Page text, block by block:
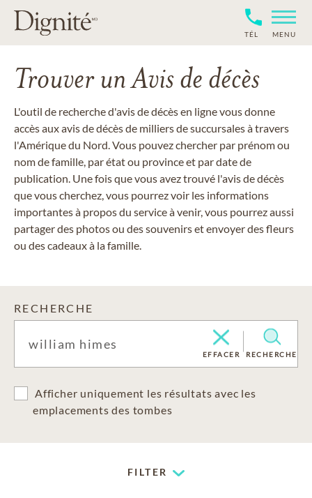
TÉL MENU
Trouver un Avis de décès
L'outil de recherche d'avis de décès en ligne vous donne
accès aux avis de décès de milliers de succursales à travers
l'Amérique du Nord. Vous pouvez chercher par prénom ou
nom de famille, par état ou province et par date de
publication. Une fois que vous avez trouvé l'avis de décès
que vous cherchez, vous pourrez voir les informations
importantes à propos du service à venir, vous pourrez aussi
partager des photos ou des souvenirs et envoyer des fleurs
ou des cadeaux à la famille.
RECHERCHE
EFFACER RECHERCHE
Afficher uniquement les résultats avec les
emplacements des tombes
FILTER